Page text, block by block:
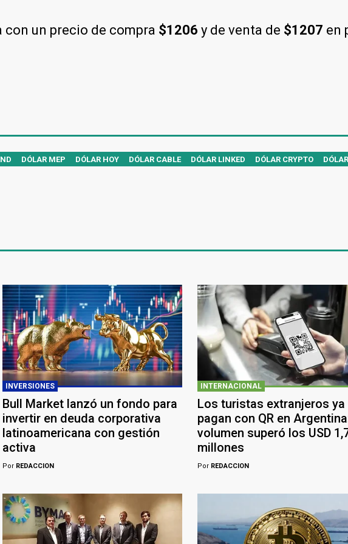
con un precio de compra $1206 y de venta de $1207 en
DÓLAR MEP DÓLAR HOY DÓLAR CABLE DÓLAR LINKED DÓLAR CRYPTO
INVERSIONES
Bull Market lanzó un fondo para
invertir en deuda corporativa
latinoamericana con gestión
activa
PorREDACCION
INTERNACIONAL
Los turistas extranjeros ya
pagan con QR en
volumen superó los USD
millones
PorREDACCION